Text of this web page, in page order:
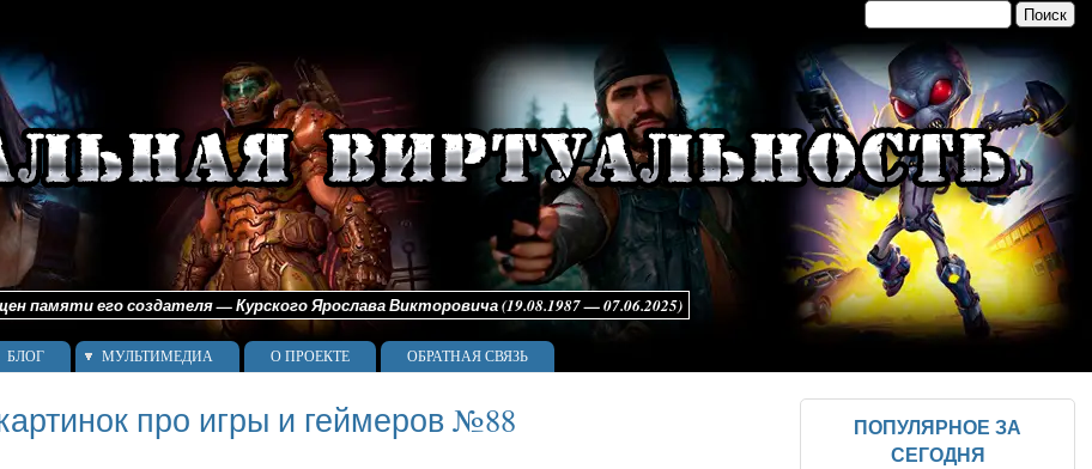
Форма поиска
Поиск
памяти его создателя — Курского Ярослава Викторовича (19.08.1987 — 07.06.2025)
БЛОГ МУЛЬТИМЕДИА О ПРОЕКТЕ ОБРАТНАЯ СВЯЗЬ
про игры и геймеров №88
ПОПУЛЯРНОЕ ЗА
СЕГОДНЯ